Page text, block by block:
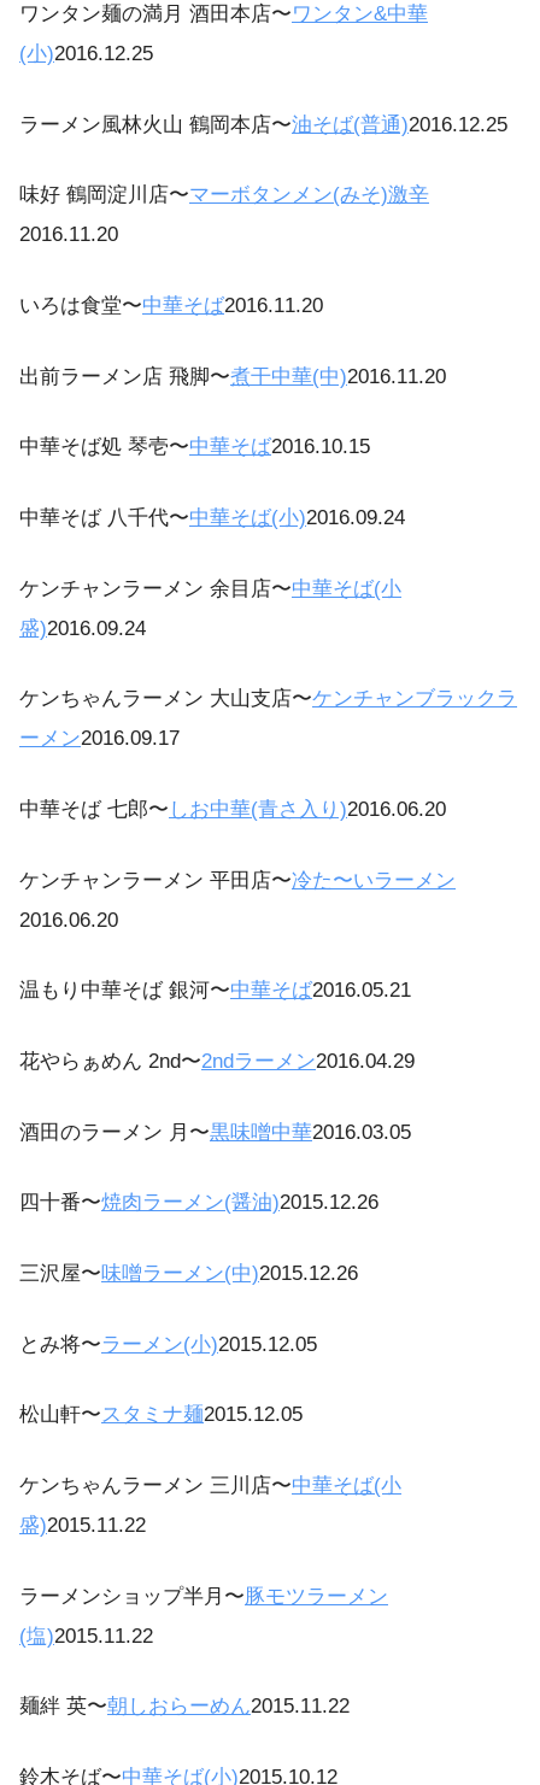
ワンタン麺の満月 酒田本店〜ワンタン&中華
(小)2016.12.25
ラーメン風林火山 鶴岡本店〜油そば(普通)2016.12.25
味好 鶴岡淀川店〜マーボタンメン(みそ)激辛
2016.11.20
いろは食堂〜中華そば2016.11.20
出前ラーメン店 飛脚〜煮干中華(中)2016.11.20
中華そば処 琴壱〜中華そば2016.10.15
中華そば 八千代〜中華そば(小)2016.09.24
ケンチャンラーメン 余目店〜中華そば(小
盛)2016.09.24
ケンちゃんラーメン 大山支店〜ケンチャンブラックラ
ーメン2016.09.17
中華そば 七郎〜 しお中華(青さ入り)2016.06.20
ケンチャンラーメン 平田店〜冷た〜いラーメン
2016.06.20
温もり中華そば 銀河〜中華そば2016.05.21
花やらぁめん 2nd〜2ndラーメン2016.04.29
酒田のラーメン 月〜黒味噌中華2016.03.05
四十番〜焼肉ラーメン(醤油)2015.12.26
三沢屋〜味噌ラーメン(中)2015.12.26
とみ将〜ラーメン(小)2015.12.05
松山軒〜スタミナ麺2015.12.05
ケンちゃんラーメン 三川店〜中華そば(小
盛)2015.11.22
ラーメンショップ半月〜 豚モツラーメン
(塩)2015.11.22
麺絆 英〜朝しおらーめん2015.11.22
鈴木そば〜中華そば(小)2015.10.12